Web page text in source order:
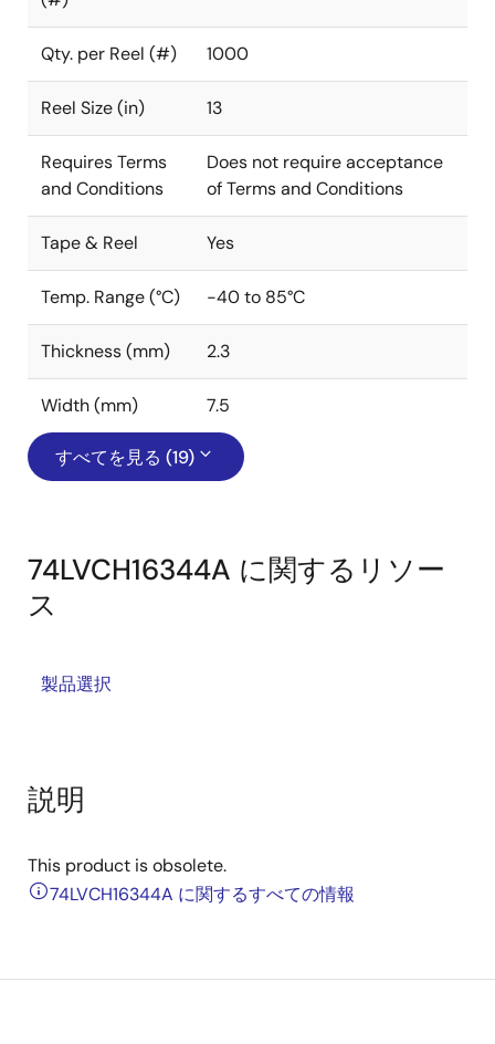
Qty. per Reel (#) 1000
Reel Size (in) 13
Requires Terms
and Conditions
Does not require acceptance
of Terms and Conditions
Tape & Reel Yes
Temp. Range (°C) -40 to 85°C
Thickness (mm) 2.3
Width (mm) 7.5
すべてを見る (19)
74LVCH16344A に関するリソー
ス
製品選択
説明
This product is obsolete.
74LVCH16344A に関するすべての情報